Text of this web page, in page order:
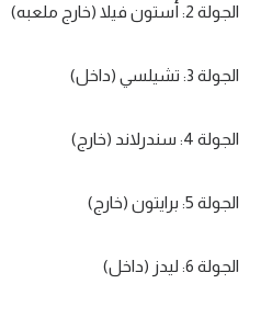
الجولة 2: أستون فيلا (خارج ملعبه)
الجولة 3: تشيلسي (داخل)
الجولة 4: سندرلاند (خارج)
الجولة 5: برايتون (خارج)
الجولة 6: ليدز (داخل)